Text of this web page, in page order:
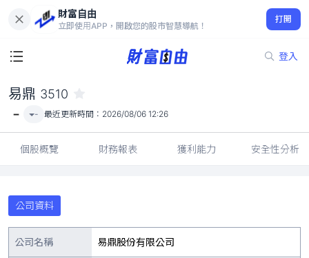
財富自由
立即使用APP，開啟您的股市智慧導航！
打開
登入
-
易鼎 3510
- - 最近更新時間： 2026/08/06 12:26
個股概覽 財務報表 獲利能力 安全性分析
公司資料
公司名稱 易鼎股份有限公司